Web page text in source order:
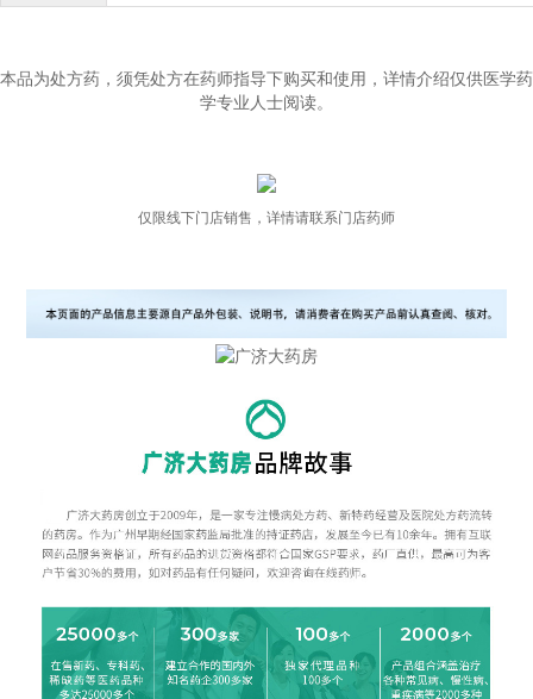
本品为处方药，须凭处方在药师指导下购买和使用，详情介绍仅供医学药
学专业人士阅读。
仅限线下门店销售，详情请联系门店药师